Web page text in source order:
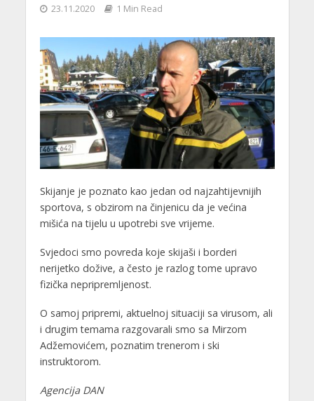
23.11.2020 1 Min Read
Skijanje je poznato kao jedan od najzahtijevnijih
sportova, s obzirom na činjenicu da je većina
mišića na tijelu u upotrebi sve vrijeme.
Svjedoci smo povreda koje skijaši i borderi
nerijetko dožive, a često je razlog tome upravo
fizička nepripremljenost.
O samoj pripremi, aktuelnoj situaciji sa virusom, ali
i drugim temama razgovarali smo sa Mirzom
Adžemovićem, poznatim trenerom i ski
instruktorom.
Agencija DAN